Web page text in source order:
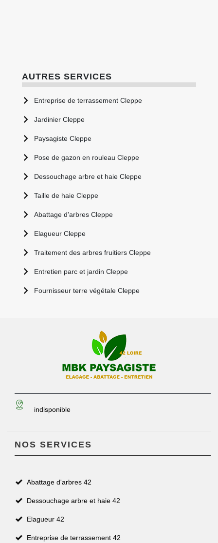
AUTRES SERVICES
Entreprise de terrassement Cleppe
Jardinier Cleppe
Paysagiste Cleppe
Pose de gazon en rouleau Cleppe
Dessouchage arbre et haie Cleppe
Taille de haie Cleppe
Abattage d'arbres Cleppe
Elagueur Cleppe
Traitement des arbres fruitiers Cleppe
Entretien parc et jardin Cleppe
Fournisseur terre végétale Cleppe
indisponible
NOS SERVICES
Abattage d'arbres 42
Dessouchage arbre et haie 42
Elagueur 42
Entreprise de terrassement 42